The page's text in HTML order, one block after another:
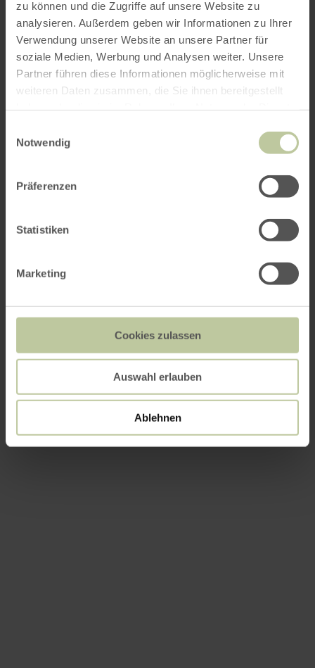
zu können und die Zugriffe auf unsere Website zu
analysieren. Außerdem geben wir Informationen zu Ihrer
Verwendung unserer Website an unsere Partner für
soziale Medien, Werbung und Analysen weiter. Unsere
Partner führen diese Informationen möglicherweise mit
weiteren Daten zusammen, die Sie ihnen bereitgestellt
Notwendig
Präferenzen
Statistiken
Marketing
Cookies zulassen
Auswahl erlauben
Ablehnen